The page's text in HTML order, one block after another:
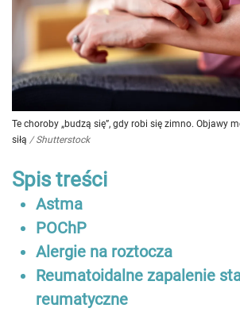
Te choroby „budzą się”, gdy robi się zimno. Objawy
siłą / Shutterstock
Spis treści
Astma
POChP
Alergie na roztocza
Reumatoidalne zapalenie
reumatyczne